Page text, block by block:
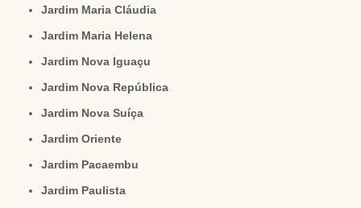
Jardim Maria Cláudia
Jardim Maria Helena
Jardim Nova Iguaçu
Jardim Nova República
Jardim Nova Suíça
Jardim Oriente
Jardim Pacaembu
Jardim Paulista